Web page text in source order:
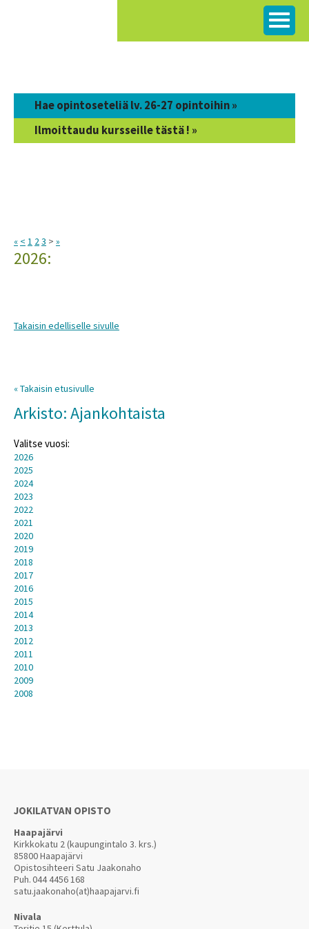
Hae opintoseteliä lv. 26-27 opintoihin »
Ilmoittaudu kursseille tästä ! »
« < 1 23 > »
2026:
Takaisin edelliselle sivulle
« Takaisin etusivulle
Arkisto: Ajankohtaista
Valitse vuosi:
2026
2025
2024
2023
2022
2021
2020
2019
2018
2017
2016
2015
2014
2013
2012
2011
2010
2009
2008
JOKILATVAN OPISTO
Haapajärvi
Kirkkokatu 2 (kaupungintalo 3. krs.)
85800 Haapajärvi
Opistosihteeri Satu Jaakonaho
Puh.044 4456 168
satu.jaakonaho(at)haapajarvi.fi
Nivala